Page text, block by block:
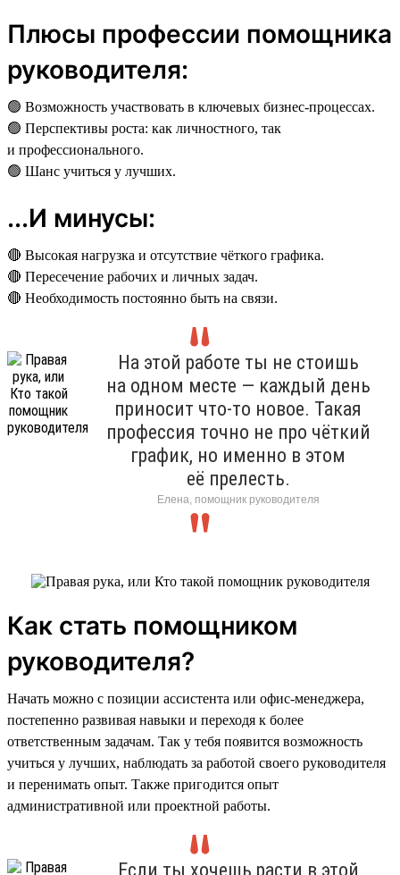
Плюсы профессии помощника
руководителя:
🟢 Возможность участвовать в ключевых бизнес-процессах.
🟢 Перспективы роста: как личностного, так
и профессионального.
🟢 Шанс учиться у лучших.
...И минусы:
🔴 Высокая нагрузка и отсутствие чёткого графика.
🔴 Пересечение рабочих и личных задач.
🔴 Необходимость постоянно быть на связи.
На этой работе ты не стоишь
на одном месте — каждый день
приносит что-то новое. Такая
профессия точно не про чёткий
график, но именно в этом
её прелесть.
Елена, помощник руководителя
Как стать помощником
руководителя?
Начать можно с позиции ассистента или офис-менеджера,
постепенно развивая навыки и переходя к более
ответственным задачам. Так у тебя появится возможность
учиться у лучших, наблюдать за работой своего руководителя
и перенимать опыт. Также пригодится опыт
административной или проектной работы.
Если ты хочешь расти в этой